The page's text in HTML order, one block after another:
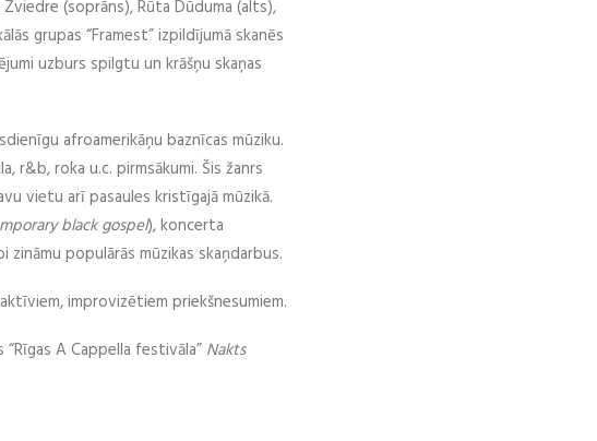
(soprāns), Rūta Dūduma (alts),
grupas “Framest” izpildījumā skanēs
uzburs spilgtu un krāšņu skaņas
afroamerikāņu baznīcas mūziku.
r&b, roka u.c. pirmsākumi. Šis žanrs
vietu arī pasaules kristīgajā mūzikā.
black gospel), koncerta
zināmu populārās mūzikas skaņdarbus.
improvizētiem priekšnesumiem.
A Cappella festivāla” Nakts